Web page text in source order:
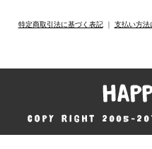
特定商取引法に基づく表記｜ 支払い方法